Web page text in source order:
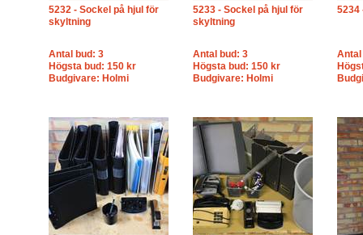
5232 - Sockel på hjul för
skyltning
Antal bud: 3
Högsta bud: 150 kr
Budgivare: Holmi
5233 - Sockel på hjul för
skyltning
Antal bud: 3
Högsta bud: 150 kr
Budgivare: Holmi
5234
Antal